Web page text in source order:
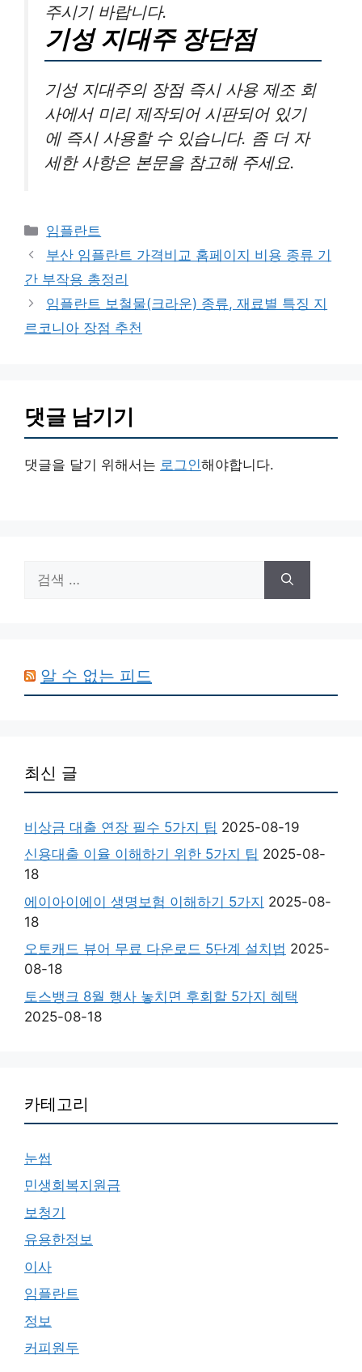
주시기 바랍니다.
기성 지대주 장단점
기성 지대주의 장점 즉시 사용 제조 회
사에서 미리 제작되어 시판되어 있기
에 즉시 사용할 수 있습니다. 좀 더 자
세한 사항은 본문을 참고해 주세요.
카
테
리
임플란트
부산 임플란트 가격비교 홈페이지 비용 종류 기
간 부작용 총정리
임플란트 보철물(크라운) 종류, 재료별 특징 지
르코니아 장점 추천
댓글 남기기
댓글을 달기 위해서는 로그인해야합니다.
색:
알 수 없는 피드
최신 글
비상금 대출 연장 필수 5가지 팁 2025-08-19
신용대출 이율 이해하기 위한 5가지 팁 2025-08-
18
에이아이에이 생명보험 이해하기 5가지 2025-08-
18
오토캐드 뷰어 무료 다운로드 5단계 설치법 2025-
08-18
토스뱅크 8월 행사 놓치면 후회할 5가지 혜택
2025-08-18
카테고리
눈썹
민생회복지원금
보청기
유용한정보
이사
임플란트
정보
커피원두